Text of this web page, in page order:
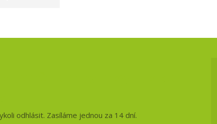
odhlásit. Zasíláme jednou za 14 dní.